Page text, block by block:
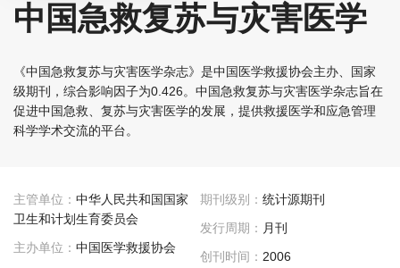
中国急救复苏与灾害医学
《中国急救复苏与灾害医学杂志》是中国医学救援协会主办、国家
级期刊，综合影响因子为0.426。中国急救复苏与灾害医学杂志旨在
促进中国急救、复苏与灾害医学的发展，提供救援医学和应急管理
科学学术交流的平台。
主管单位： 中华人民共和国国家
卫生和计划生育委员会
主办单位： 中国医学救援协会
期刊级别： 统计源期刊
发行周期： 月刊
创刊时间： 2006